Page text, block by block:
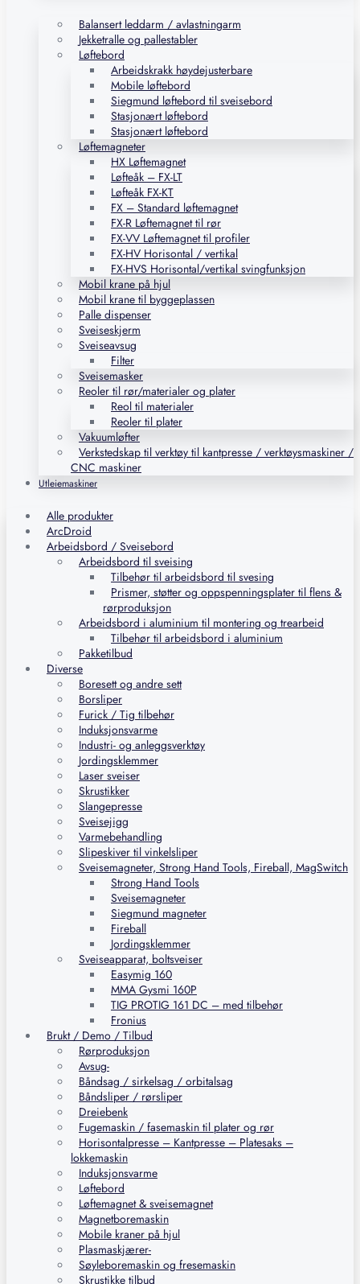
Balansert leddarm / avlastningarm
Jekketralle og pallestabler
Løftebord
Arbeidskrakk høydejusterbare
Mobile løftebord
Siegmund løftebord til sveisebord
Stasjonært løftebord
Stasjonært løftebord
Løftemagneter
HX Løftemagnet
Løfteåk – FX-LT
Løfteåk FX-KT
FX – Standard løftemagnet
FX-R Løftemagnet til rør
FX-VV Løftemagnet til profiler
FX-HV Horisontal / vertikal
FX-HVS Horisontal/vertikal svingfunksjon
Mobil krane på hjul
Mobil krane til byggeplassen
Palle dispenser
Sveiseskjerm
Sveiseavsug
Filter
Sveisemasker
Reoler til rør/materialer og plater
Reol til materialer
Reoler til plater
Vakuumløfter
Verkstedskap til verktøy til kantpresse / verktøysmaskiner /
CNC maskiner
Utleiemaskiner
Alle produkter
ArcDroid
Arbeidsbord / Sveisebord
Arbeidsbord til sveising
Tilbehør til arbeidsbord til svesing
Prismer, støtter og oppspenningsplater til flens &
rørproduksjon
Arbeidsbord i aluminium til montering og trearbeid
Tilbehør til arbeidsbord i aluminium
Pakketilbud
Diverse
Boresett og andre sett
Borsliper
Furick / Tig tilbehør
Induksjonsvarme
Industri- og anleggsverktøy
Jordingsklemmer
Laser sveiser
Skrustikker
Slangepresse
Sveisejigg
Varmebehandling
Slipeskiver til vinkelsliper
Sveisemagneter, Strong Hand Tools, Fireball, MagSwitch
Strong Hand Tools
Sveisemagneter
Siegmund magneter
Fireball
Jordingsklemmer
Sveiseapparat, boltsveiser
Easymig 160
MMA Gysmi 160P
TIG PROTIG 161 DC – med tilbehør
Fronius
Brukt / Demo / Tilbud
Rørproduksjon
Avsug-
Båndsag / sirkelsag / orbitalsag
Båndsliper / rørsliper
Dreiebenk
Fugemaskin / fasemaskin til plater og rør
Horisontalpresse – Kantpresse – Platesaks –
lokkemaskin
Induksjonsvarme
Løftebord
Løftemagnet & sveisemagnet
Magnetboremaskin
Mobile kraner på hjul
Plasmaskjærer-
Søyleboremaskin og fresemaskin
Skrustikke tilbud